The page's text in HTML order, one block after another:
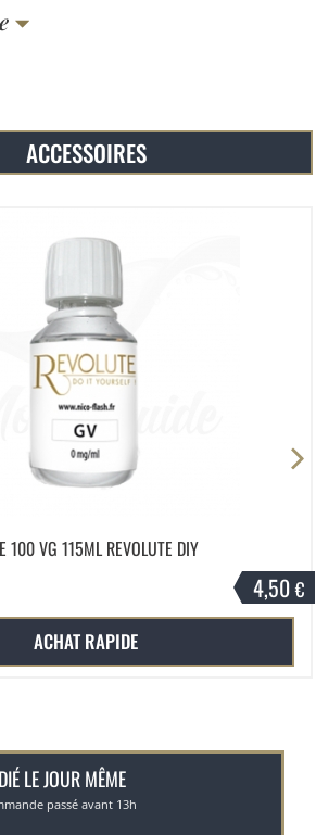
ACCESSOIRES
100 VG 115ML REVOLUTE DIY
4,50€
ACHAT RAPIDE
LE JOUR MÊME
passé avant 13h